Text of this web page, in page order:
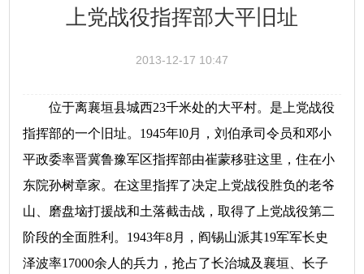
上党战役指挥部大平旧址
2013-12-17 10:47
位于离襄垣县城西23千米处的大平村。是上党战役
指挥部的一个旧址。1945年l0月，刘伯承司令员和邓小
平政委率晋冀鲁豫军区指挥部由崔蒙移驻这里，住在小
东院孙树章家。在这里指挥了决定上党战役胜负的老爷
山、磨盘垴打援战和土落截击战，取得了上党战役第二
阶段的全面胜利。1943年8月，阎锡山派其19军军长史
泽波率17000余人的兵力，抢占了长治城及襄垣、长子